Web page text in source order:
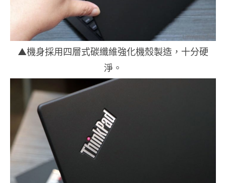
▲機身採用四層式碳纖維強化機殼製造，十分硬
淨。